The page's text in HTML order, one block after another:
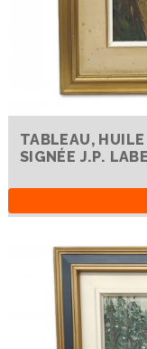
TABLEAU,
SIGNÉE J.P.